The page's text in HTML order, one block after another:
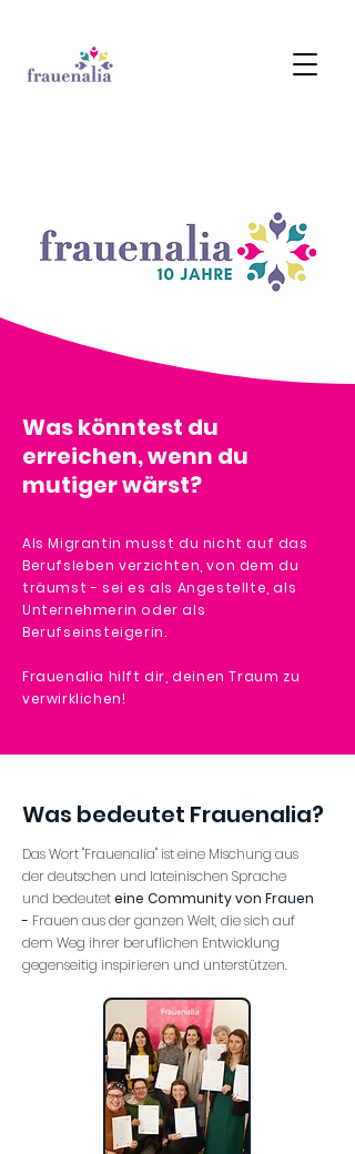
Was könntest du
erreichen, wenn du
mutiger wärst?
Als Migrantin musst du nicht auf das
Berufsleben verzichten, von dem du
träumst - sei es als Angestellte, als
Unternehmerin oder als
Berufseinsteigerin.
Frauenalia hilft dir, deinen Traum zu
verwirklichen!
Was bedeutet Frauenalia?
Das Wort "Frauenalia" ist eine Mischung aus
der deutschen und lateinischen Sprache
und bedeuteteine Community von Frauen
- Frauen aus der ganzen Welt, die sich auf
dem Weg ihrer beruflichen Entwicklung
gegenseitig inspirieren und unterstützen.